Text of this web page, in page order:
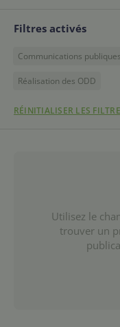
Filtres activés
Communications publiques
Réalisation des ODD
RÉINITIALISER LES
Utilisez le
trouver un